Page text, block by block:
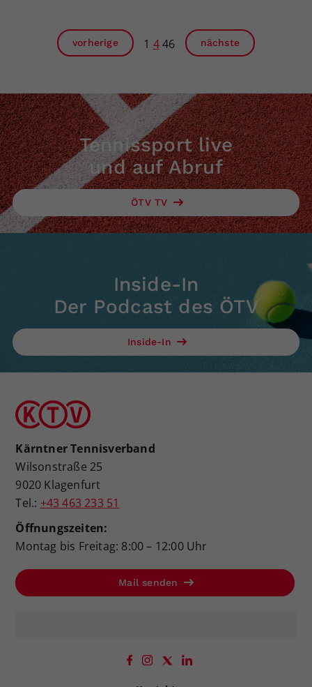
vorherige 1 446 nächste
Tennissport live
und auf Abruf
ÖTV TV
Inside-In
Der Podcast des ÖTV
Inside-In
Kärntner Tennisverband
Wilsonstraße 25
9020 Klagenfurt
Tel.: +43 463 233 51
Öffnungszeiten:
Montag bis Freitag: 8:00 – 12:00 Uhr
Mail senden